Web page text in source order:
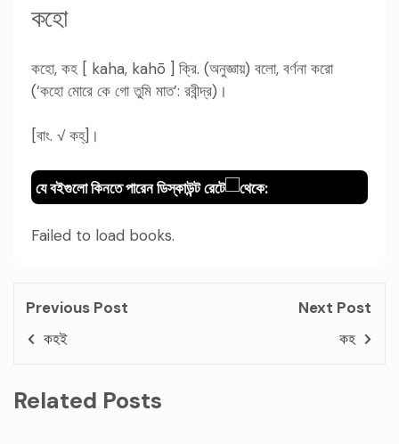
কহো
কহো, কহ [ kaha, kahō ] ক্রি. (অনুজ্ঞায়) বলো, বর্ণনা করো
(‘কহো মোরে কে গো তুমি মাত’: রবীন্দ্র)।
[বাং. √ কহ্]।
যে বইগুলো কিনতে পারেন ডিস্কাউন্ট রেটে থেকে:
Failed to load books.
Previous Post
কহই
Next Post
কহ
Related Posts